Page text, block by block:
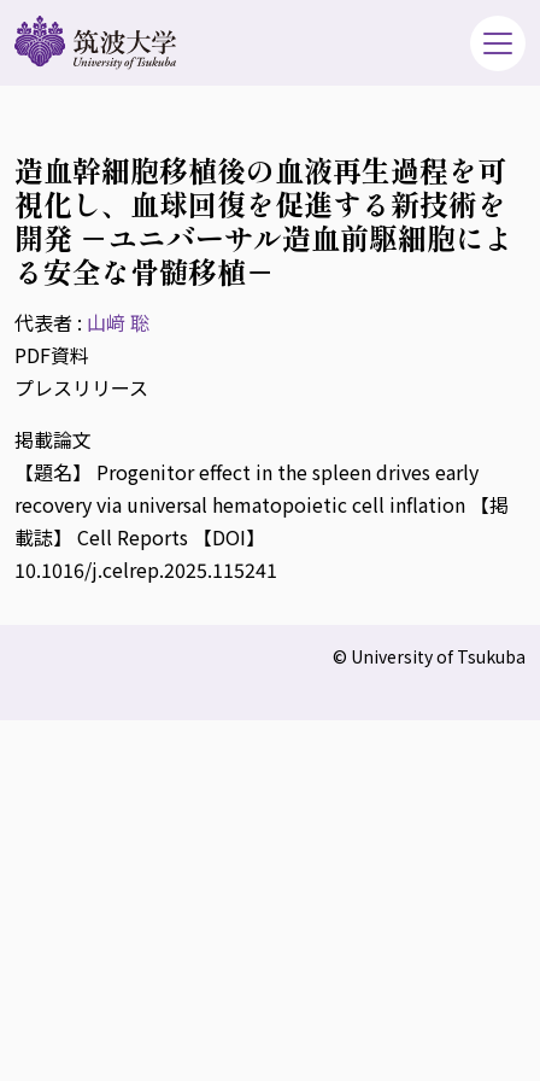
造血幹細胞移植後の血液再生過程を可
視化し、血球回復を促進する新技術を
開発 －ユニバーサル造血前駆細胞によ
る安全な骨髄移植－
代表者 : 山﨑 聡
PDF資料
プレスリリース
掲載論文
【題名】 Progenitor effect in the spleen drives early
recovery via universal hematopoietic cell inflation 【掲
載誌】 Cell Reports 【DOI】
10.1016/j.celrep.2025.115241
© University of Tsukuba